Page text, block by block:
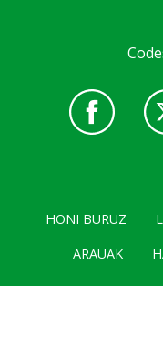
HONI BURUZ
ARAUAK